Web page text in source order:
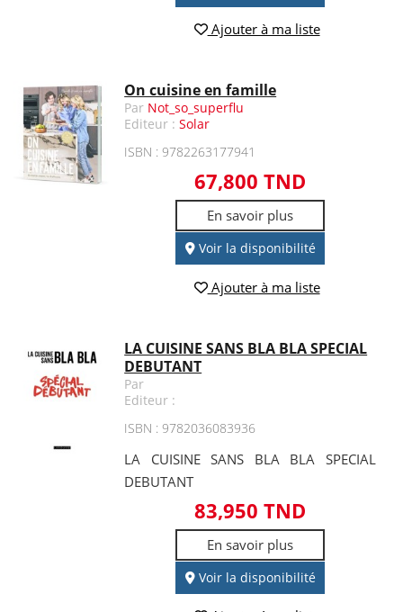
Ajouter à ma liste
On cuisine en famille
Par Not_so_superflu
Editeur :Solar
ISBN : 9782263177941
67,800 TND
En savoir plus
Voir la disponibilité
Ajouter à ma liste
LA CUISINE SANS BLA BLA SPECIAL
DEBUTANT
Par
Editeur :
ISBN : 9782036083936
LA CUISINE SANS BLA BLA SPECIAL
DEBUTANT
83,950 TND
En savoir plus
Voir la disponibilité